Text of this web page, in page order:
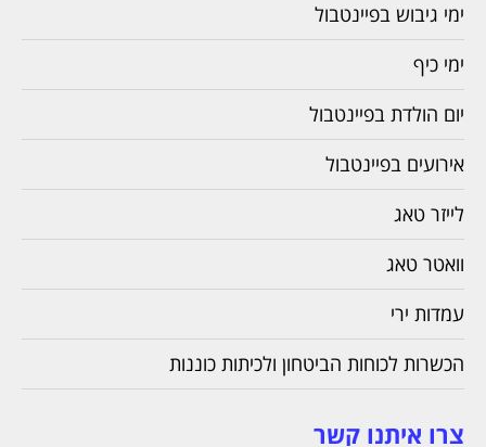
ימי גיבוש בפיינטבול
ימי כיף
יום הולדת בפיינטבול
אירועים בפיינטבול
לייזר טאג
וואטר טאג
עמדות ירי
הכשרות לכוחות הביטחון ולכיתות כוננות
צרו איתנו קשר